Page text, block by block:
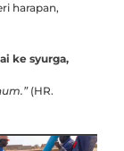
harapan,
ke syurga,
(HR.